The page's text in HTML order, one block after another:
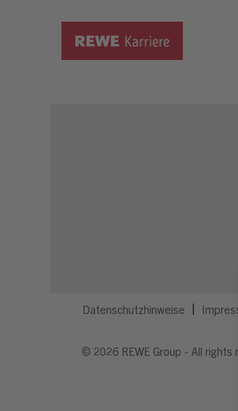
Datenschutzhinweise
© 2026 REWE Group - All rights